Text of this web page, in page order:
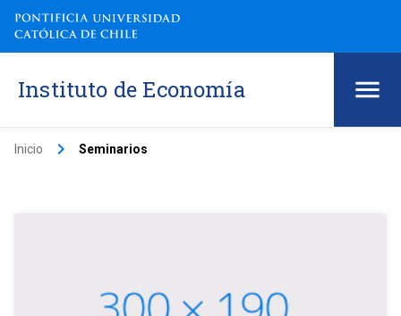
Instituto de Economía
Inicio keyboard_arrow_right Seminarios